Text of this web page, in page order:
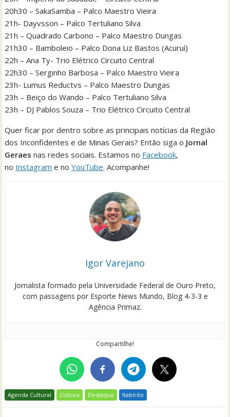
20h30 – SakaSamba – Palco Maestro Vieira
21h- Dayvsson – Palco Tertuliano Silva
21h – Quadrado Carbono – Palco Maestro Dungas
21h30 – Bamboleio – Palco Dona Liz Bastos (Acuruí)
22h – Ana Ty- Trio Elétrico Circuito Central
22h30 – Serginho Barbosa – Palco Maestro Vieira
23h- Lumus Reductvs – Palco Maestro Dungas
23h – Beiço do Wando – Palco Tertuliano Silva
23h – DJ Pablos Souza – Trio Elétrico Circuito Central
Quer ficar por dentro sobre as principais notícias da Região
dos Inconfidentes e de Minas Gerais? Então siga o Jornal
Geraesnas redes sociais. Estamos no Facebook,
no Instagram e noYouTube. Acompanhe!
Igor Varejano
Jornalista formado pela Universidade Federal de Ouro Preto,
com passagens por Esporte News Mundo, Blog 4-3-3 e
Agência Primaz.
Compartilhe!
Agenda Cultural Cultura Destaque Itabirito